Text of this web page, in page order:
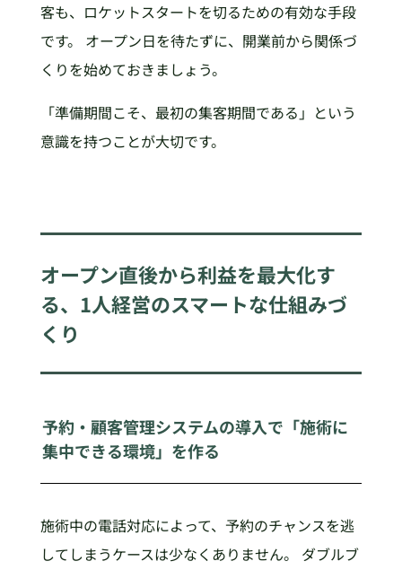
客も、ロケットスタートを切るための有効な手段
です。 オープン日を待たずに、開業前から関係づ
くりを始めておきましょう。
「準備期間こそ、最初の集客期間である」という
意識を持つことが大切です。
オープン直後から利益を最大化す
る、1人経営のスマートな仕組みづ
くり
予約・顧客管理システムの導入で「施術に
集中できる環境」を作る
施術中の電話対応によって、予約のチャンスを逃
してしまうケースは少なくありません。 ダブルブ